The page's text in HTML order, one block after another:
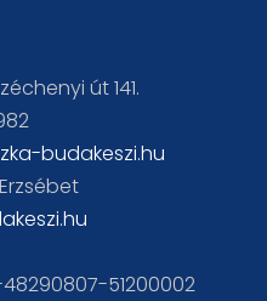
út 141.
budakeszi.hu
48290807-51200002